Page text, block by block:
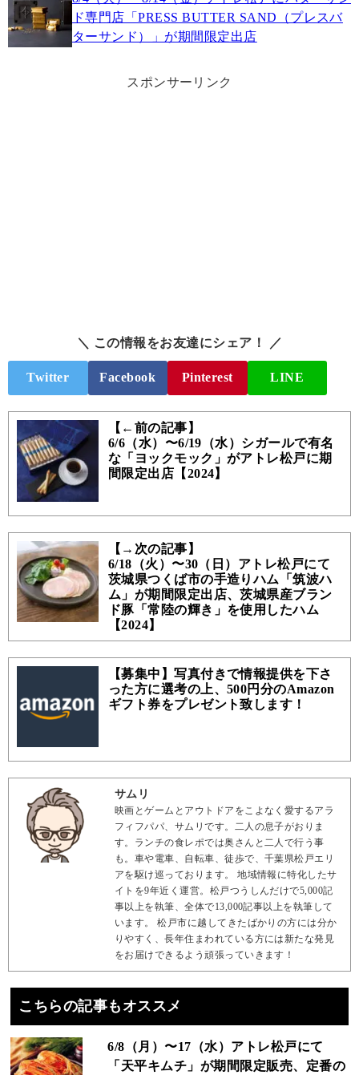
ド専門店「PRESS BUTTER SAND（プレスバ
ターサンド）」が期間限定出店
スポンサーリンク
＼ この情報をお友達にシェア！ ／
Twitter Facebook Pinterest LINE
【←前の記事】
6/6（水）〜6/19（水）シガールで有名
な「ヨックモック」がアトレ松戸に期
間限定出店【2024】
【→次の記事】
6/18（火）〜30（日）アトレ松戸にて
茨城県つくば市の手造りハム「筑波ハ
ム」が期間限定出店、茨城県産ブラン
ド豚「常陸の輝き」を使用したハム
【2024】
【募集中】写真付きで情報提供を下さ
った方に選考の上、500円分のAmazon
ギフト券をプレゼント致します！
サムリ
映画とゲームとアウトドアをこよなく愛するアラ
フィフパパ、サムリです。二人の息子がおりま
す。ランチの食レポでは奥さんと二人で行う事
も。車や電車、自転車、徒歩で、千葉県松戸エリ
アを駆け巡っております。 地域情報に特化したサ
イトを9年近く運営。松戸つうしんだけで5,000記
事以上を執筆、全体で13,000記事以上を執筆して
います。 松戸市に越してきたばかりの方には分か
りやすく、長年住まわれている方には新たな発見
をお届けできるよう頑張っていきます！
こちらの記事もオススメ
6/8（月）〜17（水）アトレ松戸にて
「天平キムチ」が期間限定販売、定番の